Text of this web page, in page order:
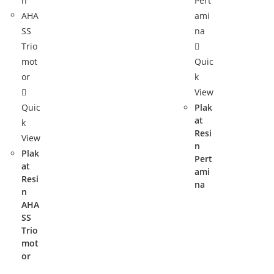
Quic
k
View
Plak
at
Resi
n
AHA
SS
Trio
mot
or
Quic
k
View
Plak
at
Resi
n
Pert
ami
na